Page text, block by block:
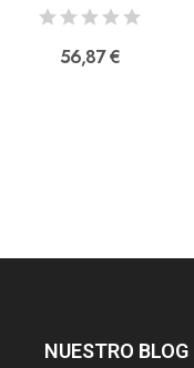
56,87 €
NUESTRO BLOG